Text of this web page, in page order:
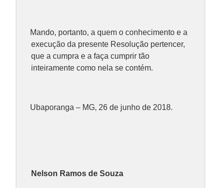
Mando, portanto, a quem o conhecimento e a
execução da presente Resolução pertencer,
que a cumpra e a faça cumprir tão
inteiramente como nela se contém.
Ubaporanga – MG, 26 de junho de 2018.
Nelson Ramos de Souza